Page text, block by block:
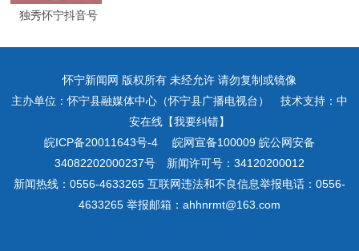
独秀怀宁抖音号
怀宁新闻网 版权所有 未经允许 请勿复制或镜像
主办单位：怀宁县融媒体中心（怀宁县广播电视台） 技术支持：中
安在线【我要纠错】
皖ICP备20011643号-4皖网宣备100009 皖公网安备
34082202000237号 新闻许可号：34120200012
新闻热线：0556-4633265 互联网违法和不良信息举报电话：0556-
4633265 举报邮箱：ahhnrmt@163.com